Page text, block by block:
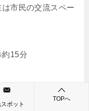
市民の交流スペー
約15分
（※大洗町に隣
ポット
TOPへ